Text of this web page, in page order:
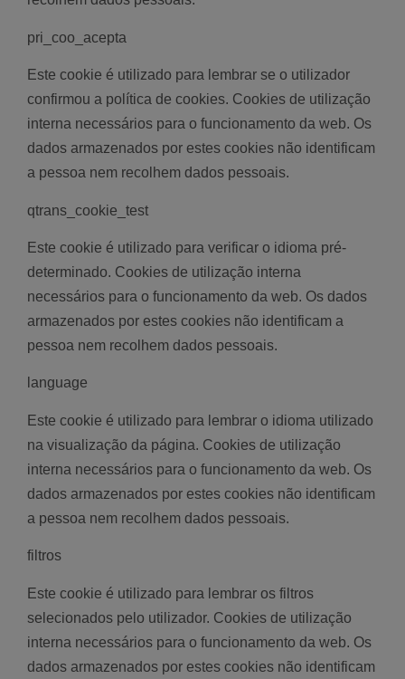
pri_coo_acepta
Este cookie é utilizado para lembrar se o utilizador
confirmou a política de cookies. Cookies de utilização
interna necessários para o funcionamento da web. Os
dados armazenados por estes cookies não identificam
a pessoa nem recolhem dados pessoais.
qtrans_cookie_test
Este cookie é utilizado para verificar o idioma pré-
determinado. Cookies de utilização interna
necessários para o funcionamento da web. Os dados
armazenados por estes cookies não identificam a
pessoa nem recolhem dados pessoais.
language
Este cookie é utilizado para lembrar o idioma utilizado
na visualização da página. Cookies de utilização
interna necessários para o funcionamento da web. Os
dados armazenados por estes cookies não identificam
a pessoa nem recolhem dados pessoais.
filtros
Este cookie é utilizado para lembrar os filtros
selecionados pelo utilizador. Cookies de utilização
interna necessários para o funcionamento da web. Os
dados armazenados por estes cookies não identificam